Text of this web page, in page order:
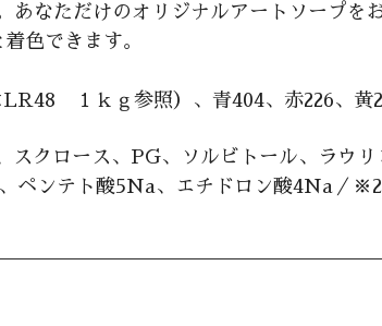
なただけのオリジナルアートソープを
色できます。
１ｋｇ参照）、青404、赤226、黄
クロース、PG、ソルビトール、ラウ
ンテト酸5Na、エチドロン酸4Na／